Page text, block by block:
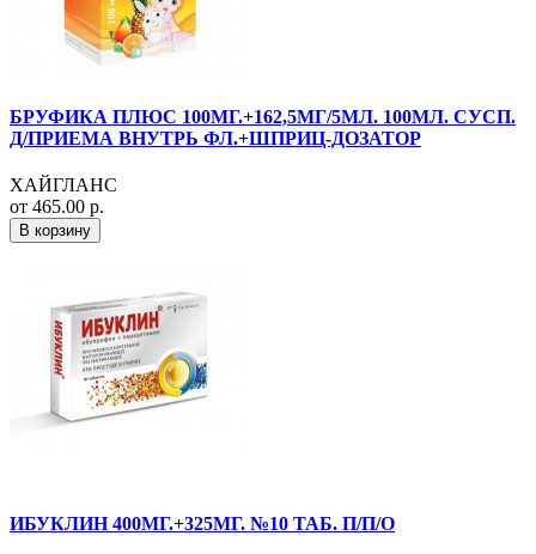
БРУФИКА ПЛЮС 100МГ.+162,5МГ/5МЛ. 100МЛ. СУСП.
Д/ПРИЕМА ВНУТРЬ ФЛ.+ШПРИЦ-ДОЗАТОР
ХАЙГЛАНС
от 465.00 р.
В корзину
ИБУКЛИН 400МГ.+325МГ. №10 ТАБ. П/П/О